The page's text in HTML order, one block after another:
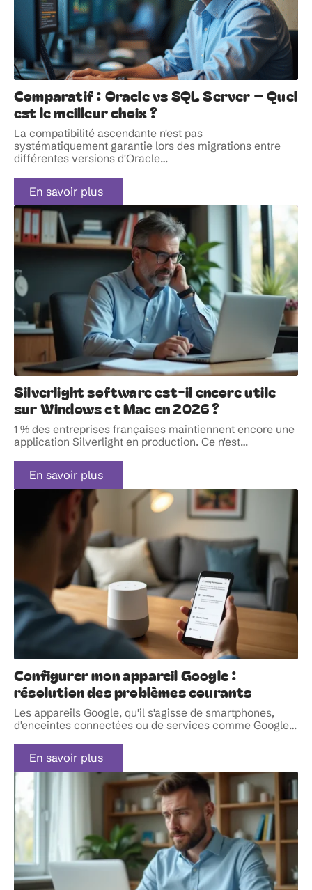
Comparatif : Oracle vs SQL Server – Quel
est le meilleur choix ?
La compatibilité ascendante n'est pas
systématiquement garantie lors des migrations entre
différentes versions d'Oracle…
En savoir plus
Silverlight software est-il encore utile
sur Windows et Mac en 2026 ?
1 % des entreprises françaises maintiennent encore une
application Silverlight en production. Ce n'est…
En savoir plus
Configurer mon appareil Google :
résolution des problèmes courants
Les appareils Google, qu'il s'agisse de smartphones,
d'enceintes connectées ou de services comme Google…
En savoir plus